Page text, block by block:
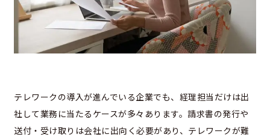
テレワークの導入が進んでいる企業でも、経理担当だけは出
社して業務に当たるケースが多々あります。請求書の発行や
送付・受け取りは会社に出向く必要があり、テレワークが難